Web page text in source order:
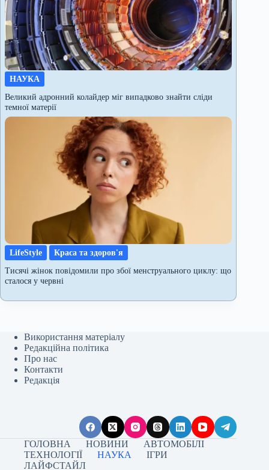
НАУКА
Великий адронний колайдер міг випадково знайти сліди
темної матерії
LifeStyle
Краса та здоров'я
Тисячі жінок повідомили про збої менструального циклу: що
сталося у червні
Використання матеріалу
Редакційна політика
Про нас
Контакти
Редакція
ГОЛОВНА НОВИНИ
АВТОМОБІЛІ
ТЕХНОЛОГІЇ
НАУКА
ІГРИ
ЛАЙФСТАЙЛ